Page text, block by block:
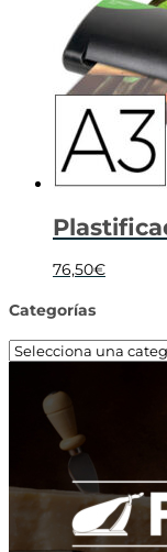
76,50€
Categorías